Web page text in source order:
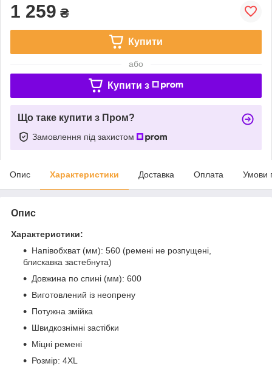
1 259 ₴
Купити
або
Купити з
Що таке купити з Пром?
Замовлення під захистом
Опис Характеристики Доставка Оплата Умови
Опис
Характеристики:
Напівобхват (мм): 560 (ремені не розпущені,
блискавка застебнута)
Довжина по спині (мм): 600
Виготовлений із неопрену
Потужна змійка
Швидкознімні застібки
Міцні ремені
Розмір: 4ХL